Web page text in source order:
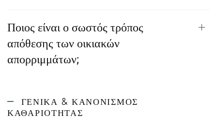
Ποιος είναι ο σωστός τρόπος
απόθεσης των οικιακών
απορριμμάτων;
ΓΕΝΙΚΆ & ΚΑΝΟΝΙΣΜΌΣ
ΚΑΘΑΡΙΌΤΗΤΑΣ